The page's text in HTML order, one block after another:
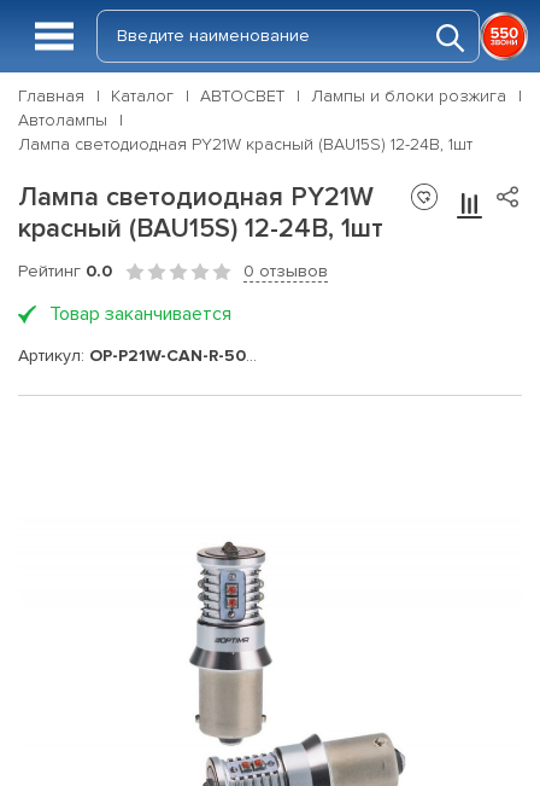
Главная Каталог АВТОСВЕТ
Лампы и блоки розжига
Автолампы
Лампа светодиодная PY21W красный (BAU15S) 12-24В, 1шт
Лампа светодиодная PY21W
красный (BAU15S) 12-24В, 1шт
Рейтинг 0.0 0 отзывов
Товар заканчивается
Артикул: OP-P21W-CAN-R-50W